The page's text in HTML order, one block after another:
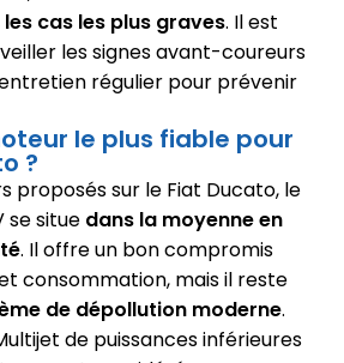
cas les plus graves. Il est
les signes avant-coureurs
régulier pour prévenir
le plus fiable pour
?
proposés sur le Fiat Ducato, le
se situe dans la moyenne en
. Il offre un bon compromis
consommation, mais il reste
de dépollution moderne.
de puissances inférieures